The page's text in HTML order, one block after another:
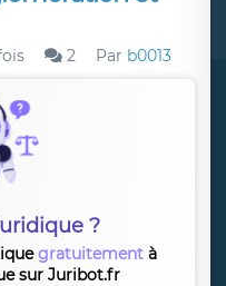
2 Par b0013
?
gratuitement à
sur Juribot.fr